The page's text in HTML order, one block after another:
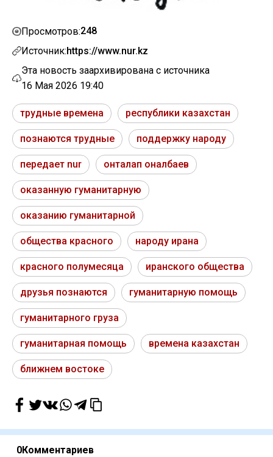
Просмотров:248
Источник:https://www.nur.kz
Эта новость заархивирована с источника
16 Мая 2026 19:40
трудные времена республики казахстан
познаются трудные поддержку народу
передает nur онталап оналбаев
оказанную гуманитарную
оказанию гуманитарной
общества красного народу ирана
красного полумесяца иранского общества
друзья познаются гуманитарную помощь
гуманитарного груза
гуманитарная помощь времена казахстан
ближнем востоке
0Комментариев